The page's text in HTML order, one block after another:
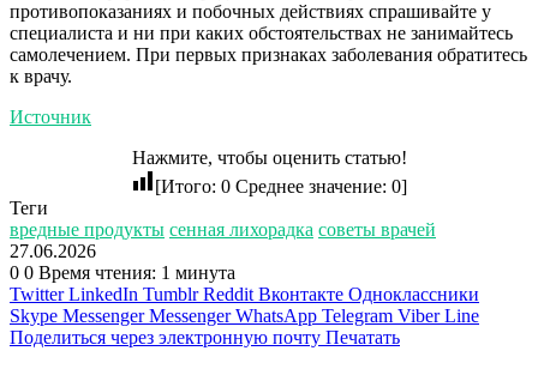
противопоказаниях и побочных действиях спрашивайте у
специалиста и ни при каких обстоятельствах не занимайтесь
самолечением. При первых признаках заболевания обратитесь
к врачу.
Источник
Нажмите, чтобы оценить статью!
[Итого: 0 Среднее значение: 0]
Теги
вредные продукты сенная лихорадка советы врачей
27.06.2026
0 0 Время чтения: 1 минута
Twitter LinkedIn Tumblr Reddit Вконтакте Одноклассники
Skype Messenger Messenger WhatsApp Telegram Viber Line
Поделиться через электронную почту Печатать